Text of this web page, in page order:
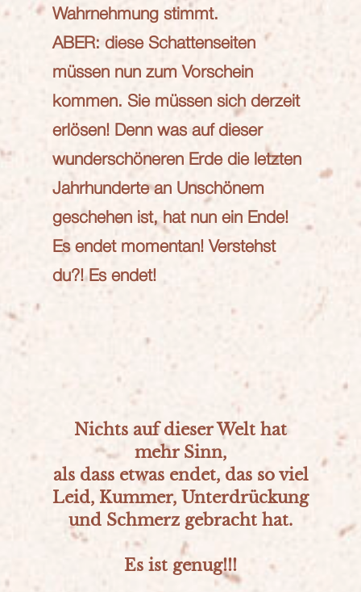
Wahrnehmung stimmt.
ABER: diese Schattenseiten
müssen nun zum Vorschein
kommen. Sie müssen sich derzeit
erlösen! Denn was auf dieser
wunderschöneren Erde die letzten
Jahrhunderte an Unschönem
geschehen ist, hat nun ein Ende!
Es endet momentan! Verstehst
du?! Es endet!
Nichts auf dieser Welt hat
mehr Sinn,
als dass etwas endet, das so viel
Leid, Kummer, Unterdrückung
und Schmerz gebracht hat.
Es ist genug!!!